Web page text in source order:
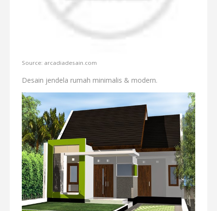
Source: arcadiadesain.com
Desain jendela rumah minimalis & modern.